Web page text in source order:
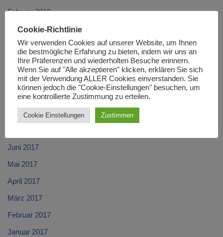
Februar 2018
Januar 2018
Dezember 2017
November 2017
Oktober 2017
September 2017
August 2017
Juni 2017
Mai 2017
April 2017
März 2017
Februar 2017
Januar 2017
Cookie-Richtlinie
Wir verwenden Cookies auf unserer Website, um Ihnen
die bestmögliche Erfahrung zu bieten, indem wir uns an
Ihre Präferenzen und wiederholten Besuche erinnern.
Wenn Sie auf "Alle akzeptieren" klicken, erklären Sie sich
mit der Verwendung ALLER Cookies einverstanden. Sie
können jedoch die "Cookie-Einstellungen" besuchen, um
eine kontrollierte Zustimmung zu erteilen.
Cookie Einstellungen Zustimmen